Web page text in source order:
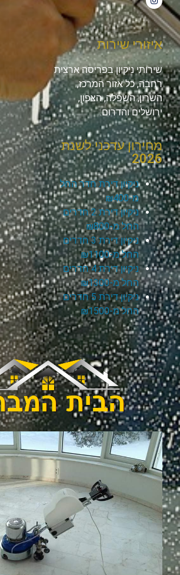
איזורי שירות
שירותי ניקיון בפריסה ארצית
רחבה, כל אזור המרכז,
השרון, השפלה, הצפון,
ירושלים והדרום.
מחירון עדכני לשנת
2026
ניקיון דירת חדר החל
מ-₪400
ניקיון דירת 2 חדרים
החל מ-₪800
ניקיון דירת 3 חדרים
החל מ-₪1100
ניקיון דירת 4 חדרים
החל מ-₪1300
ניקיון דירת 5 חדרים
החל מ-₪1500